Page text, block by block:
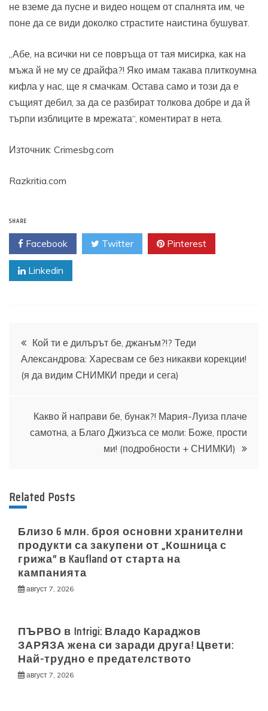
не вземе да пусне и видео нощем от спалнята им, че
поне да се види доколко страстите наистина бушуват.
„Абе, на всички ни се повръща от тая мисирка, как на
мъжа й не му се драйфа?! Яко имам такава плиткоумна
кифла у нас, ще я смачкам. Остава само и този да е
същият дебил, за да се разбират толкова добре и да й
търпи изблиците в мрежата“, коментират в нета.
Източник: Crimesbg.com
Razkritia.com
SHARE
Facebook Twitter Pinterest
Linkedin
Навигация
Кой ти е дилърът бе, джанъм?!? Теди
Александрова: Харесвам се без никакви корекции!
(я да видим СНИМКИ преди и сега)
Какво й направи бе, бунак?! Мария-Луиза плаче
самотна, а Благо Джизъса се моли: Боже, прости
ми! (подробности + СНИМКИ)
Related Posts
Близо 6 млн. броя основни хранителни
продукти са закупени от „Кошница с
грижа“ в Kaufland от старта на
кампанията
август 7, 2026
ПЪРВО в Intrigi: Владо Караджов
ЗАРЯЗА жена си заради друга! Цвети:
Най-трудно е предателството
август 7, 2026